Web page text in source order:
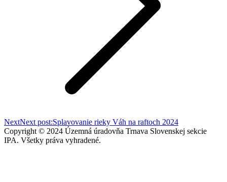
NextNext post:Splavovanie rieky Váh na raftoch 2024
Copyright © 2024 Územná úradovňa Trnava Slovenskej sekcie
IPA. Všetky práva vyhradené.